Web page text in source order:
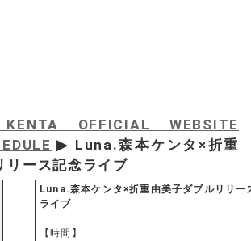
KENTA OFFICIAL WEBSITE
▶ Luna.森本ケンタ×折重
リース記念ライブ
Luna.森本ケンタ×折重由美子ダブルリリー
ライブ
【時間】